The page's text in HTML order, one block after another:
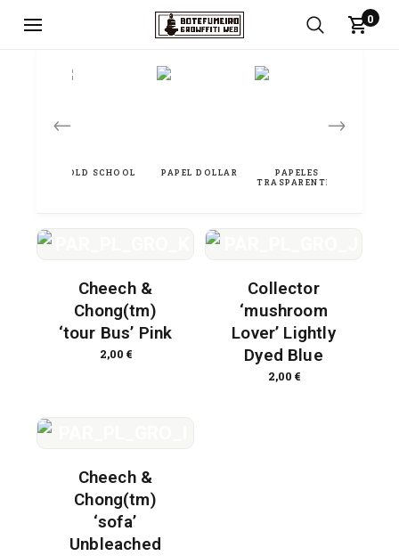
0
← →
Cheech &
Chong(tm)
‘tour Bus’ Pink
2,00 €
Collector
‘mushroom
Lover’ Lightly
Dyed Blue
2,00 €
Cheech &
Chong(tm)
‘sofa’
Unbleached